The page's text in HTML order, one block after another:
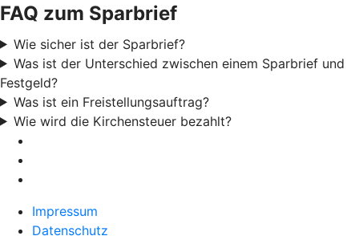
FAQ zum Sparbrief
Wie sicher ist der Sparbrief?
Was ist der Unterschied zwischen einem Sparbrief und
Festgeld?
Was ist ein Freistellungsauftrag?
Wie wird die Kirchensteuer bezahlt?
Impressum
Datenschutz